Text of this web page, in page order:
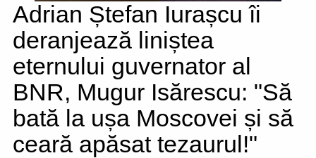
Adrian Ștefan Iurașcu îi
deranjează liniștea
eternului guvernator al
BNR, Mugur Isărescu: "Să
bată la ușa Moscovei și să
ceară apăsat tezaurul!"